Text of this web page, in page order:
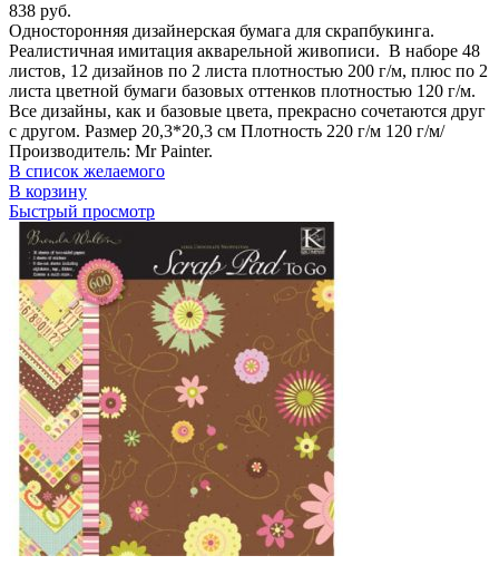
838 руб.
Односторонняя дизайнерская бумага для скрапбукинга.
Реалистичная имитация акварельной живописи. В наборе 48
листов, 12 дизайнов по 2 листа плотностью 200 г/м, плюс по 2
листа цветной бумаги базовых оттенков плотностью 120 г/м.
Все дизайны, как и базовые цвета, прекрасно сочетаются друг
с другом. Размер 20,3*20,3 см Плотность 220 г/м 120 г/м/
Производитель: Mr Painter.
В список желаемого
В корзину
Быстрый просмотр